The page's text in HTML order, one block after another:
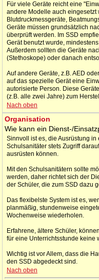
Für viele Geräte reicht eine
andere Modelle auch eingesetzt
Blutdruckmessgeräte,
Geräte müssen grundsätzlich
überprüft werden. Im SSD
Gerät benutzt wurde,
Außerdem sollten die Geräte
(Stethoskope) oder danach
Auf andere Geräte, z.B. AED
auf das spezielle Gerät eine
autorisierte Person. Diese
(z.B. alle zwei Jahre) zum
Nach oben
Organisation
Wie kann ein Dienst-/
Sinnvoll ist es, die Ausrüstung
Schulsanitäter stets Zugriff
ausrüsten können.
Mit den Schulsanitätern sollte
werden, daher richtet sich der
der Schüler, die zum SSD dazu
Das flexibelste System ist es,
planmäßig, stundenweise
Wochenweise wiederholen.
Erfahrene, ältere Schüler,
für eine Unterrichtsstunde keine
Wichtig ist vor Allem, dass die
den SSD abgedeckt sind.
Nach oben